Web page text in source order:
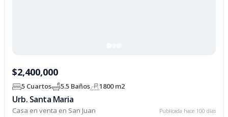
$2,400,000
5 Cuartos 5.5 Baños 1800 m2
Urb. Santa Maria
Casa en venta en San Juan Publicada hace 100 días